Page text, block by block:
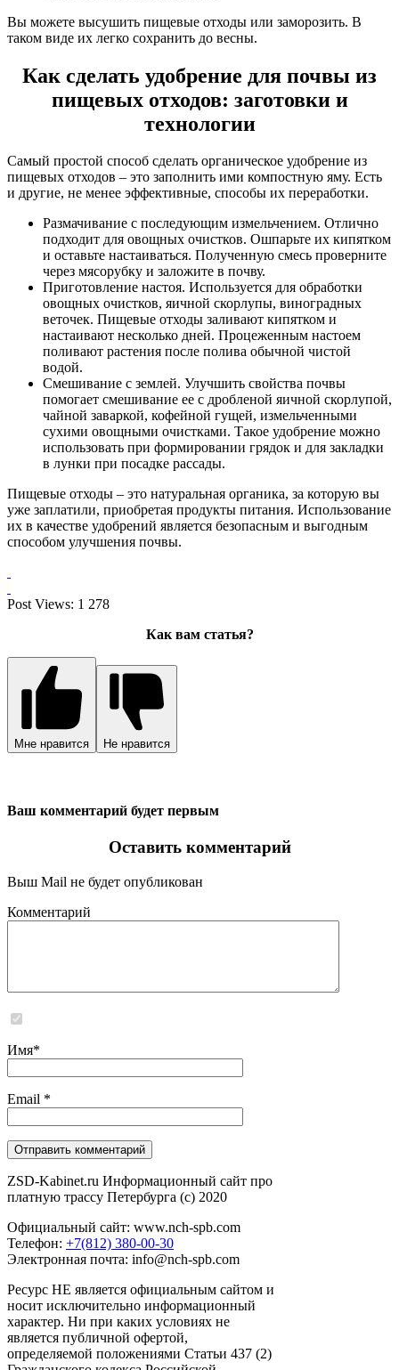
Вы можете высушить пищевые отходы или заморозить. В
таком виде их легко сохранить до весны.
Как сделать удобрение для почвы из
пищевых отходов: заготовки и
технологии
Самый простой способ сделать органическое удобрение из
пищевых отходов – это заполнить ими компостную яму. Есть
и другие, не менее эффективные, способы их переработки.
Размачивание с последующим измельчением. Отлично
подходит для овощных очистков. Ошпарьте их кипятком
и оставьте настаиваться. Полученную смесь проверните
через мясорубку и заложите в почву.
Приготовление настоя. Используется для обработки
овощных очистков, яичной скорлупы, виноградных
веточек. Пищевые отходы заливают кипятком и
настаивают несколько дней. Процеженным настоем
поливают растения после полива обычной чистой
водой.
Смешивание с землей. Улучшить свойства почвы
помогает смешивание ее с дробленой яичной скорлупой,
чайной заваркой, кофейной гущей, измельченными
сухими овощными очистками. Такое удобрение можно
использовать при формировании грядок и для закладки
в лунки при посадке рассады.
Пищевые отходы – это натуральная органика, за которую вы
уже заплатили, приобретая продукты питания. Использование
их в качестве удобрений является безопасным и выгодным
способом улучшения почвы.
Post Views: 1 278
Как вам статья?
Мне нравится Не нравится
Ваш комментарий будет первым
Оставить комментарий
Выш Mail не будет опубликован
Комментарий
Имя*
Email *
ZSD-Kabinet.ru Информационный сайт про
платную трассу Петербурга (c) 2020
Официальный сайт: www.nch-spb.com
Телефон: +7(812) 380-00-30
Электронная почта: info@nch-spb.com
Ресурс НЕ является официальным сайтом и
носит исключительно информационный
характер. Ни при каких условиях не
является публичной офертой,
определяемой положениями Статьи 437 (2)